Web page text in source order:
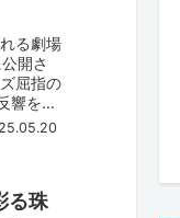
る劇場
開さ
屈指の
響を呼
る珠